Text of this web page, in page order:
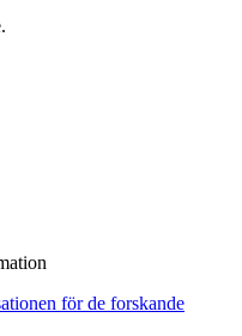
för de forskande